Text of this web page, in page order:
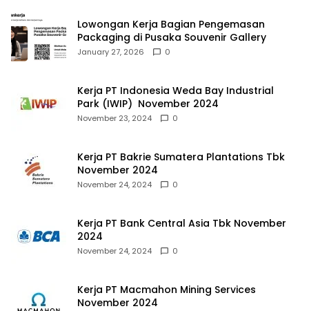
Lowongan Kerja Bagian Pengemasan
Packaging di Pusaka Souvenir Gallery
January 27, 2026 0
Kerja PT Indonesia Weda Bay Industrial
Park (IWIP) November 2024
November 23, 2024 0
Kerja PT Bakrie Sumatera Plantations Tbk
November 2024
November 24, 2024 0
Kerja PT Bank Central Asia Tbk November
2024
November 24, 2024 0
Kerja PT Macmahon Mining Services
November 2024